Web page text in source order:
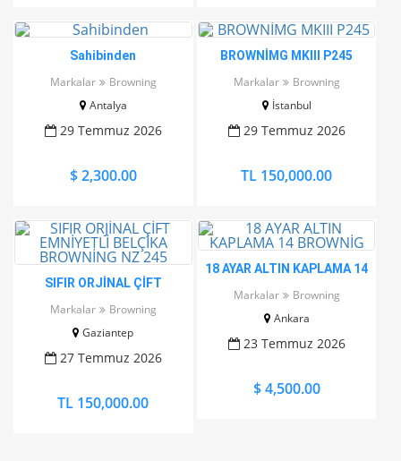
Sahibinden
Markalar
Browning
Antalya
29 Temmuz 2026
$ 2,300.00
BROWNİMG MKIII P245
Markalar
Browning
İstanbul
29 Temmuz 2026
TL 150,000.00
SIFIR ORJİNAL ÇİFT
BROWNİNG NZ 245
Markalar
Browning
Gaziantep
27 Temmuz 2026
TL 150,000.00
18 AYAR ALTIN KAPLAMA 14
Markalar
Browning
Ankara
23 Temmuz 2026
$ 4,500.00